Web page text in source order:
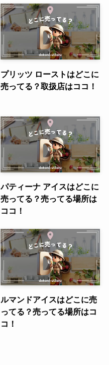
プリッツ ローストはどこに
売ってる？取扱店はココ！
パティーナ アイスはどこに
売ってる？売ってる場所は
ココ！
ルマンドアイスはどこに売
ってる？売ってる場所はコ
コ！